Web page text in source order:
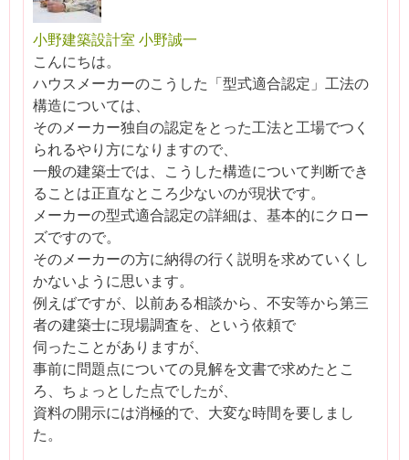
小野建築設計室 小野誠一
こんにちは。
ハウスメーカーのこうした「型式適合認定」工法の
構造については、
そのメーカー独自の認定をとった工法と工場でつく
られるやり方になりますので、
一般の建築士では、こうした構造について判断でき
ることは正直なところ少ないのが現状です。
メーカーの型式適合認定の詳細は、基本的にクロー
ズですので。
そのメーカーの方に納得の行く説明を求めていくし
かないように思います。
例えばですが、以前ある相談から、不安等から第三
者の建築士に現場調査を、という依頼で
伺ったことがありますが、
事前に問題点についての見解を文書で求めたとこ
ろ、ちょっとした点でしたが、
資料の開示には消極的で、大変な時間を要しまし
た。